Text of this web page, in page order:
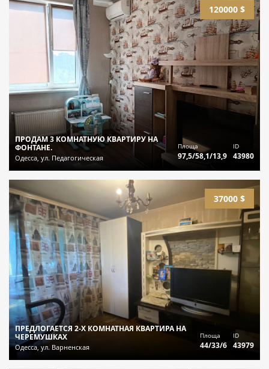
120000 $
ПРОДАМ 3 КОМНАТНУЮ КВАРТИРУ НА
ФОНТАНЕ.
Одесса, ул. Педагогическая
Площа
97,5/58,1/13,9
ID
43980
37000 $
ПРЕДЛОГАЕТСЯ 2-Х КОМНАТНАЯ КВАРТИРА НА
ЧЕРЕМУШКАХ
Одесса, ул. Варненская
Площа
44/33/6
ID
43979